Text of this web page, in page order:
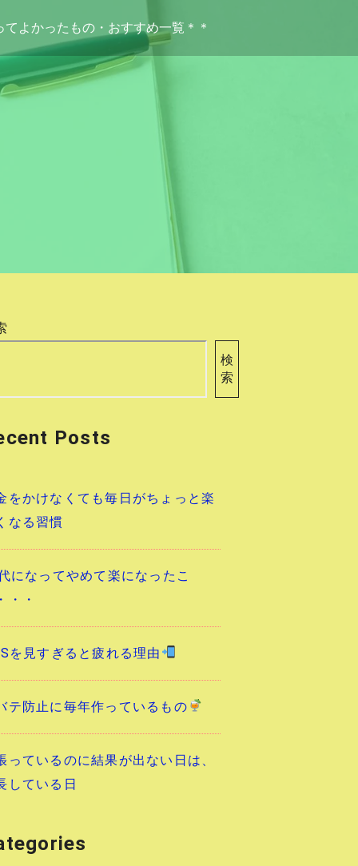
てよかったもの・おすすめ一覧＊＊
検
索
Posts
をかけなくても毎日がちょっと楽
なる習慣
になってやめて楽になったこ
・・
を見すぎると疲れる理由
テ防止に毎年作っているもの
っているのに結果が出ない日は、
している日